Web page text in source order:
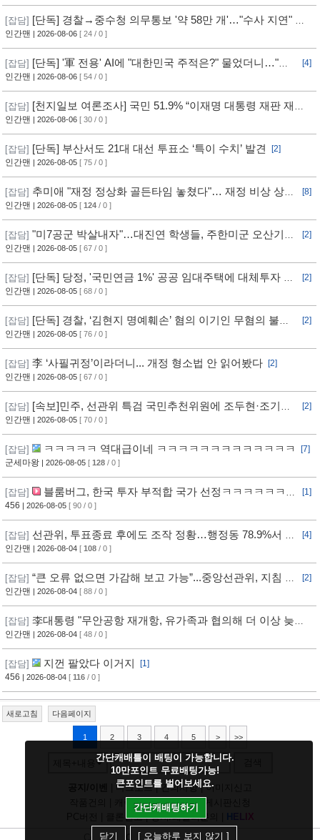
[잡담] [단독] 경찰→중수청 의무통보 '약 58만 개'…"수사 지연" 반
발
인간맨 | 2026-08-06 [ 24 / 0 ]
[잡담] [단독] '軍 전용' AI에 "대한민국 주적은?" 물었더니…"정
치적 사안이라 답변 제한"
[4]
인간맨 | 2026-08-06 [ 54 / 0 ]
[잡담] [천지일보 여론조사] 국민 51.9% “이재명 대통령 재판 재개
필요”
인간맨 | 2026-08-06 [ 30 / 0 ]
[잡담] [단독] 부산서도 21대 대선 투표소 ‘특이 수치’ 발견
[2]
인간맨 | 2026-08-05 [ 75 / 0 ]
[잡담] 추미애 "재정 정상화 골든타임 놓쳤다"… 재정 비상 상황
선언
[8]
인간맨 | 2026-08-05 [ 124 / 0 ]
[잡담] "미7공군 박살내자"…대진연 학생들, 주한미군 오산기지
무단침입 [영상]
[2]
인간맨 | 2026-08-05 [ 67 / 0 ]
[잡담] [단독] 당정, '국민연금 1%' 공공 임대주택에 대체투자 검
토
[2]
인간맨 | 2026-08-05 [ 68 / 0 ]
[잡담] [단독] 경찰, ‘김현지 명예훼손’ 혐의 이기인 무혐의 불송
치
[2]
인간맨 | 2026-08-05 [ 76 / 0 ]
[잡담] 李 ‘사필귀정’이라더니... 개정 형소법 안 읽어봤다
[2]
인간맨 | 2026-08-05 [ 67 / 0 ]
[잡담] [속보]민주, 선관위 특검 국민추천위원에 조두현·조기연
변호사, 하상응 교수 추천
[2]
인간맨 | 2026-08-05 [ 70 / 0 ]
[잡담] ㅋㅋㅋㅋㅋ 역대급이네 ㅋㅋㅋㅋㅋㅋㅋㅋㅋㅋㅋㅋㅋ
[7]
군세마왕 | 2026-08-05 [ 128 / 0 ]
[잡담]
블룸버그, 한국 투자 부적합 국가 선정ㅋㅋㅋㅋㅋㅋㅋ
ㅋㅋㅋ
[1]
456 | 2026-08-05 [ 90 / 0 ]
[잡담] 선관위, 투표종료 후에도 조작 정황…행정동 78.9%서 오
차 발생
[4]
인간맨 | 2026-08-04 [ 108 / 0 ]
[잡담] “큰 오류 없으면 가감해 보고 가능”...중앙선관위, 지침 정
황
[2]
인간맨 | 2026-08-04 [ 88 / 0 ]
[잡담] 李대통령 "무안공항 재개항, 유가족과 협의해 더 이상 늦추
지 말아야"
인간맨 | 2026-08-04 [ 48 / 0 ]
[잡담] 지껀 팔았다 이거지
[1]
456 | 2026-08-04 [ 116 / 0 ]
새로고침 다음페이지
1 2 3 4 5 > >>
다크모드|건의사항|이미지신고
캐릭건의|기타디비|
클론신고|정지/패널티문의 H
X
Copyright
CHUINGCommunications.
간단캐배틀이 배팅이 가능합니다.
10만포인트 무료배팅가능!
큰포인트를 벌어보세요.
간단캐배팅하기
닫기 [ 오늘하루 보지 않기 ]